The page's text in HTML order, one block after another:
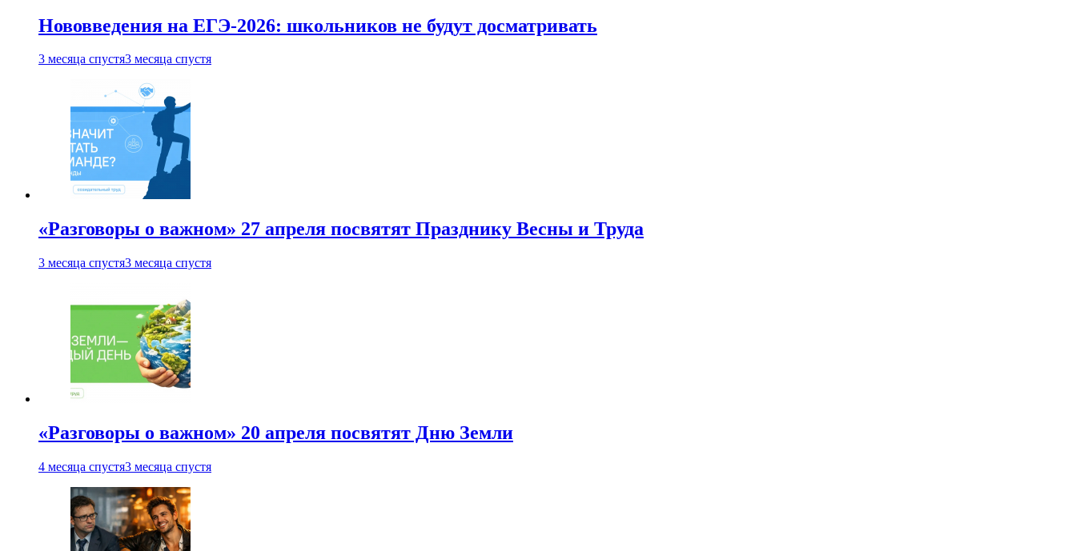
Нововведения на ЕГЭ-2026: школьников не будут досматривать
3 месяца спустя3 месяца спустя
«Разговоры о важном» 27 апреля посвятят Празднику Весны и Труда
3 месяца спустя3 месяца спустя
«Разговоры о важном» 20 апреля посвятят Дню Земли
4 месяца спустя3 месяца спустя